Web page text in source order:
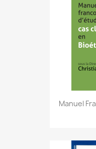
Manuel